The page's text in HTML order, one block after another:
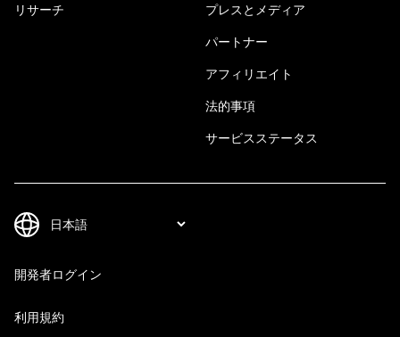
リサーチ プレスとメディア
パートナー
アフィリエイト
法的事項
サービスステータス
開発者ログイン
利用規約